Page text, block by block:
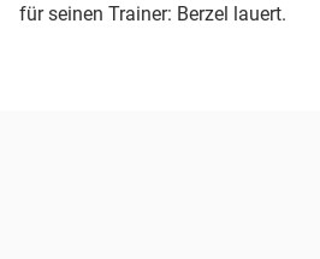
für seinen Trainer: Berzel lauert.